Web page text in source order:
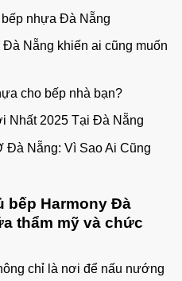
nhựa Đà Nẵng
Đà Nẵng khiến ai cũng muốn
cho bếp nhà bạn?
Nhất 2025 Tại Đà Nẵng
Đà Nẵng: Vì Sao Ai Cũng
bếp Harmony Đà
thẩm mỹ và chức
chỉ là nơi để nấu nướng